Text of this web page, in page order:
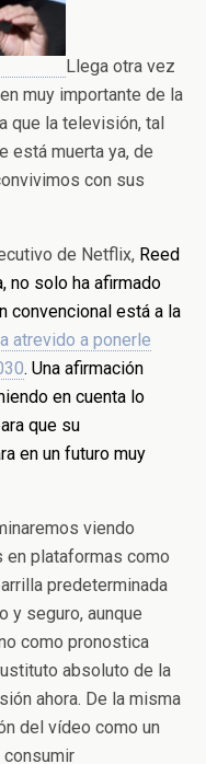
Llega otra vez
muy importante de la
que la televisión, tal
está muerta ya, de
con sus
de Netflix, Reed
no solo ha afirmado
convencional está a la
atrevido a ponerle
. Una afirmación
en cuenta lo
que su
en un futuro muy
viendo
plataformas como
predeterminada
y seguro, aunque
como pronostica
absoluto de la
ahora. De la misma
del vídeo como un
consumir